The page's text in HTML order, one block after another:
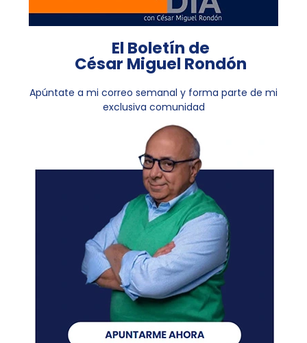
El Boletín de
César Miguel Rondón
Apúntate a mi correo semanal y forma parte de mi
exclusiva comunidad